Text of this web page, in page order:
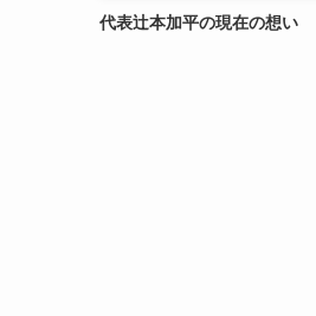
代表辻本加平の現在の想い